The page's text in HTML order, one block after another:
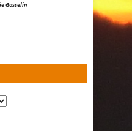
Gosselin